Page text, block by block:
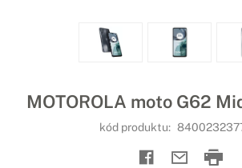
MOTOROLA moto G62
kód produktu: